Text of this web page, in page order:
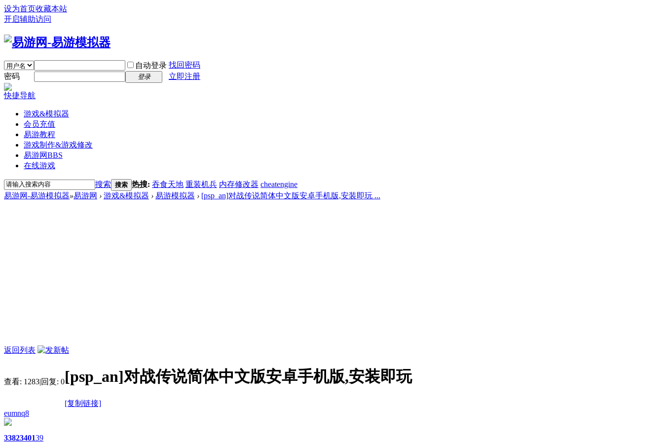
设为首页收藏本站
开启辅助访问
自动登录 找回密码
密码
登录 立即注册
快捷导航
游戏&模拟器
会员充值
易游教程
游戏制作&游戏修改
易游网BBS
在线游戏
搜索 搜索 热搜: 吞食天地 重装机兵 内存修改器 cheatengine
易游网-易游模拟器»易游网 › 游戏&模拟器 › 易游模拟器 › [psp_an]对战传说简体中文版安卓手机版,安装即玩 ...
返回列表
查看: 1283|回复: 0[psp_an]对战传说简体中文版安卓手机版,安装即玩
[复制链接]
eumnq8
3382340139